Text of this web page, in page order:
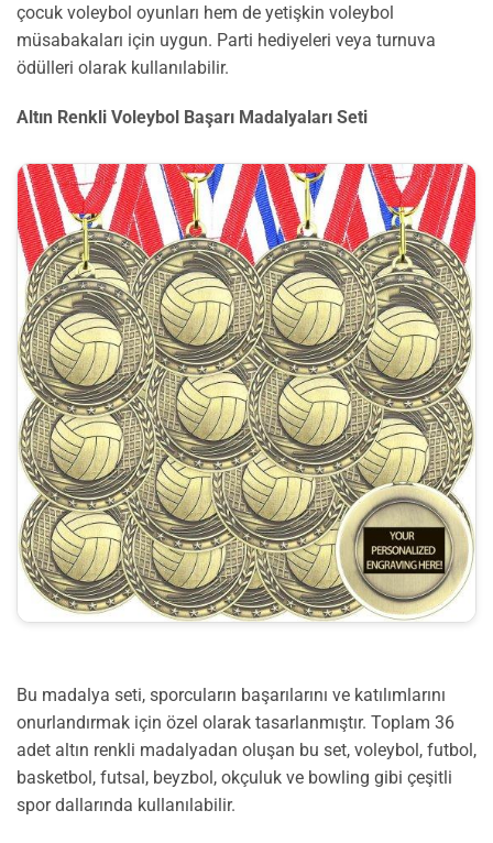
çocuk voleybol oyunları hem de yetişkin voleybol
müsabakaları için uygun. Parti hediyeleri veya turnuva
ödülleri olarak kullanılabilir.
Altın Renkli Voleybol Başarı Madalyaları Seti
Bu madalya seti, sporcuların başarılarını ve katılımlarını
onurlandırmak için özel olarak tasarlanmıştır. Toplam 36
adet altın renkli madalyadan oluşan bu set, voleybol, futbol,
basketbol, futsal, beyzbol, okçuluk ve bowling gibi çeşitli
spor dallarında kullanılabilir.